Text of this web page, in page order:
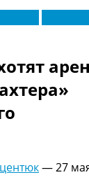
Украины
комментарии
—27